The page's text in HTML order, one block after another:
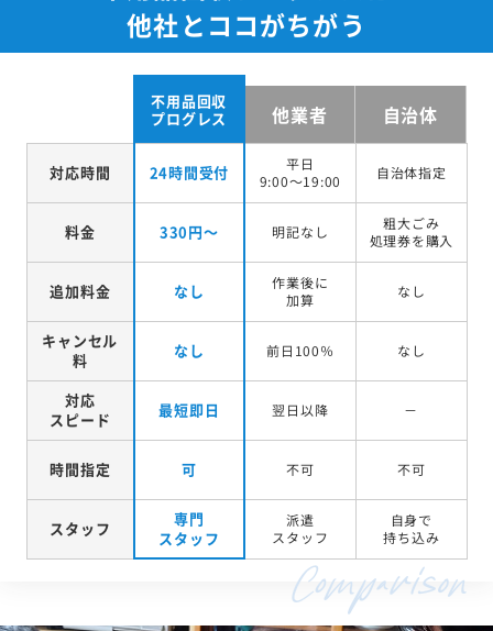
他社とココがちがう
不用品回収
プログレス
他業者 自治体
対応時間 24時間受付
平日
9:00～19:00
自治体指定
料金 330円～ 明記なし
粗大ごみ
処理券を購入
追加料金 なし
作業後に
加算
なし
キャンセル
料
なし 前日100％ なし
対応
スピード
最短即日 翌日以降 －
時間指定 可 不可 不可
スタッフ
専門
スタッフ
派遣
スタッフ
自身で
持ち込み